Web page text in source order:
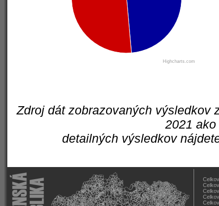
Highcharts.com
Zdroj dát zobrazovaných výsledkov
2021
detailných výsledkov